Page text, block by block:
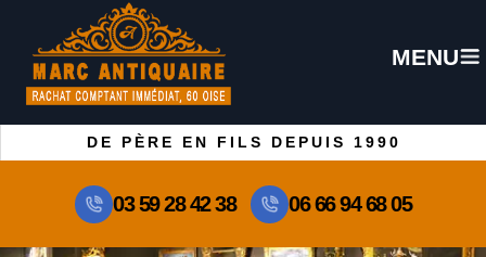
MENU
DE PÈRE EN FILS DEPUIS 1990
03 59 28 42 38 06 66 94 68 05